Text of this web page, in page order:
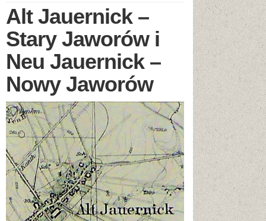
Alt Jauernick –
Stary Jaworów i
Neu Jauernick –
Nowy Jaworów